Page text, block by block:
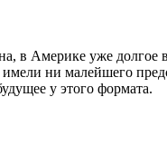
Америке уже долгое
ни малейшего
у этого формата.